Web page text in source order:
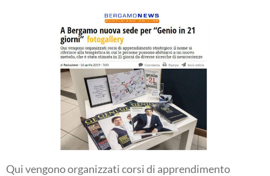
Qui vengono organizzati corsi di apprendimento